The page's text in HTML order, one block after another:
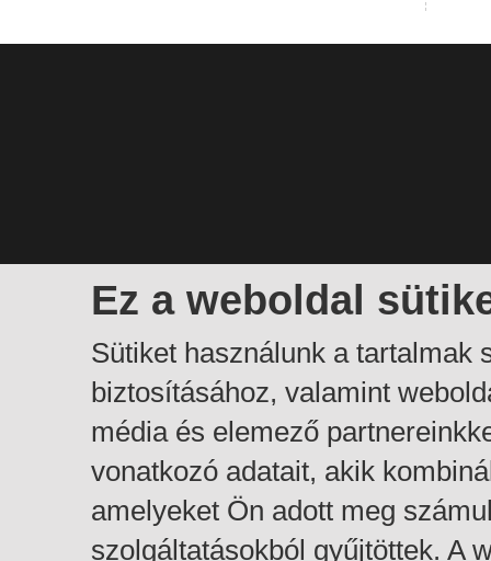
Ez a weboldal
Sütiket használunk a tartalmak
biztosításához, valamint
média és elemező
vonatkozó adatait, akik
amelyeket Ön adott meg
szolgáltatásokból gyűjtöttek. A